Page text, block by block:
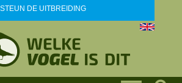
STEUN DE UITBREIDING